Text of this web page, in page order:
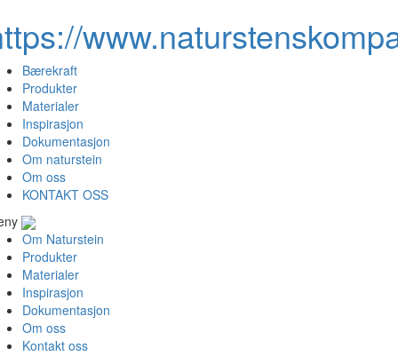
Bærekraft
Produkter
Materialer
Inspirasjon
Dokumentasjon
Om naturstein
Om oss
KONTAKT OSS
Om Naturstein
Produkter
Materialer
Inspirasjon
Dokumentasjon
Om oss
Kontakt oss